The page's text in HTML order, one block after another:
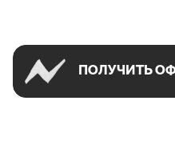
ПОЛУЧИТЬ